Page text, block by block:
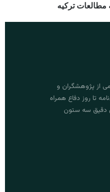
مطالعات ترکیه
از پژوهشگران و
تا روز دفاع همراه
دقیق سه ستون